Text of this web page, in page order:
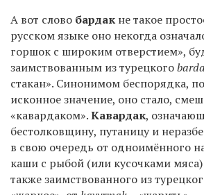
А вот слово бардак не такое
русском языке оно некогда
горшок с широким отверстием»,
заимствованным из турецкого
стакан». Синонимом беспорядка,
исконное значение, оно стало,
«кавардаком».Кавардак,
бестолковщину, путаницу и
в свою очередь от одноимённого
каши с рыбой (или кусочками
также заимствованного из